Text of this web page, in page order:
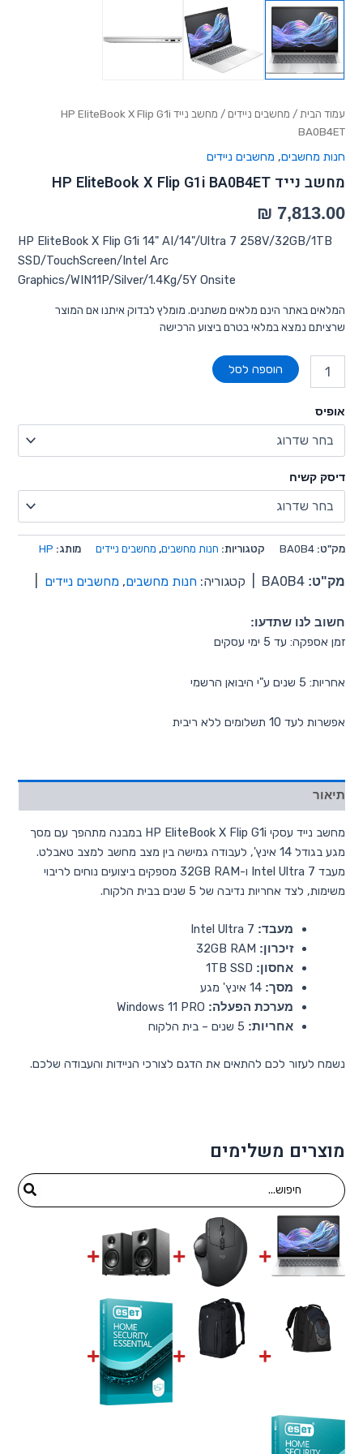
עמוד הבית / מחשבים ניידים
/ מחשב נייד HP EliteBook X Flip G1i
BA0B4ET
חנות מחשבים, מחשבים ניידים
מחשב נייד HP EliteBook X Flip G1i BA0B4ET
‏7,813.00 ₪
HP EliteBook X Flip G1i 14" AI/14"/Ultra 7 258V/32GB/1TB
SSD/TouchScreen/Intel Arc
Graphics/WIN11P/Silver/1.4Kg/5Y Onsite
המלאים באתר הינם מלאים משתנים. מומלץ לבדוק איתנו אם המוצר
שרציתם נמצא במלאי בטרם ביצוע הרכישה
הוספה לסל
אופיס
דיסק קשיח
מק"ט:BA0B4 קטגוריות: חנות מחשבים, מחשבים ניידים מותג: HP
מק"ט: BA0B4 קטגוריה:חנות מחשבים,מחשבים ניידים
חשוב לנו שתדעו:
זמן אספקה: עד 5 ימי עסקים
אחריות: 5 שנים ע"י היבואן הרשמי
אפשרות לעד 10 תשלומים ללא ריבית
תיאור
מחשב נייד עסקי HP EliteBook X Flip G1i במבנה מתהפך עם מסך
מגע בגודל 14 אינץ', לעבודה גמישה בין מצב מחשב למצב טאבלט.
מעבד Intel Ultra 7 ו-32GB RAM מספקים ביצועים נוחים לריבוי
משימות, לצד אחריות נדיבה של 5 שנים בבית הלקוח.
מעבד:
זיכרון:
אחסון:
מסך: 14 אינץ' מגע
מערכת הפעלה:
אחריות:
נשמח לעזור לכם להתאים את הדגם לצורכי הניידות והעבודה שלכם.
מוצרים משלימים
for: